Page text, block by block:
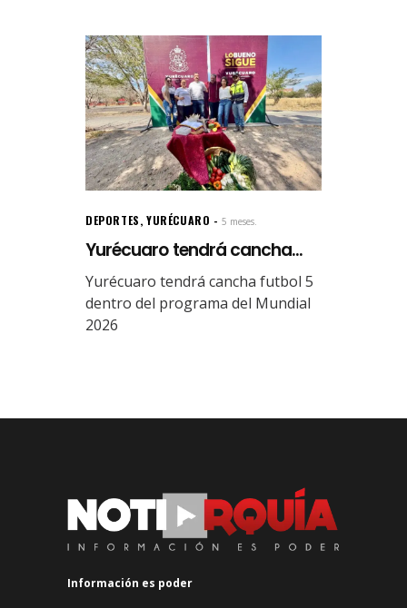
DEPORTES,YURÉCUARO 5 meses.
Yurécuaro tendrá cancha...
Yurécuaro tendrá cancha futbol 5
dentro del programa del Mundial
2026
Información es poder